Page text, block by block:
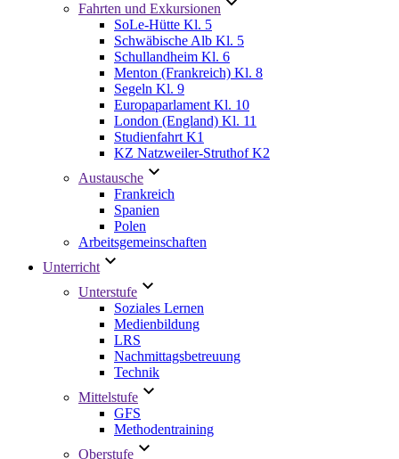
Fahrten und Exkursionen
SoLe-Hütte Kl. 5
Schwäbische Alb Kl. 5
Schullandheim Kl. 6
Menton (Frankreich) Kl. 8
Segeln Kl. 9
Europaparlament Kl. 10
London (England) Kl. 11
Studienfahrt K1
KZ Natzweiler-Struthof K2
Austausche
Frankreich
Spanien
Polen
Arbeitsgemeinschaften
Unterricht
Unterstufe
Soziales Lernen
Medienbildung
LRS
Nachmittagsbetreuung
Technik
Mittelstufe
GFS
Methodentraining
Oberstufe